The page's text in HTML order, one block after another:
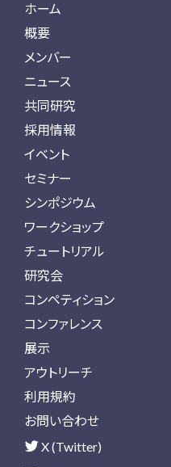
ホーム
概要
メンバー
ニュース
共同研究
採用情報
イベント
セミナー
シンポジウム
ワークショップ
チュートリアル
研究会
コンペティション
コンファレンス
展示
アウトリーチ
利用規約
お問い合わせ
X (Twitter)